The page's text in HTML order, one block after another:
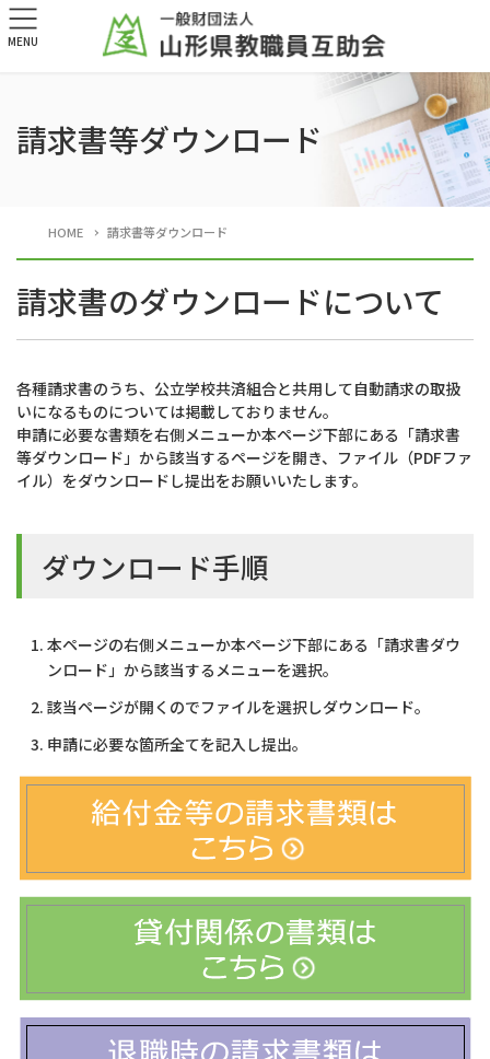
請求書等ダウンロード
HOME 請求書等ダウンロード
請求書のダウンロードについて
各種請求書のうち、公立学校共済組合と共用して自動請求の取扱
いになるものについては掲載しておりません。
申請に必要な書類を右側メニューか本ページ下部にある「請求書
等ダウンロード」から該当するページを開き、ファイル（PDFファ
イル）をダウンロードし提出をお願いいたします。
ダウンロード手順
本ページの右側メニューか本ページ下部にある「請求書ダウ
ンロード」から該当するメニューを選択。
該当ページが開くのでファイルを選択しダウンロード。
申請に必要な箇所全てを記入し提出。
MENU